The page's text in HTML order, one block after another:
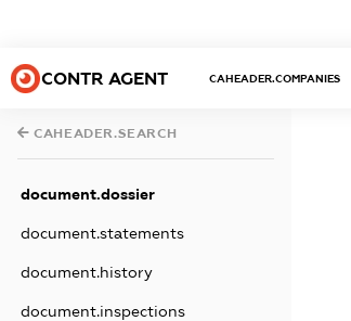
CONTR AGENT CAHEADER.COMPANIES
CAHEADER.SEARCH
document.dossier
document.statements
document.history
document.inspections